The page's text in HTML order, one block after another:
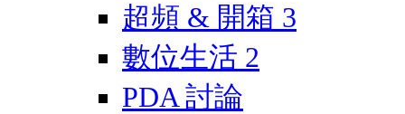
超頻 & 開箱 3
數位生活 2
PDA 討論